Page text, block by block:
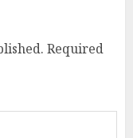
Required